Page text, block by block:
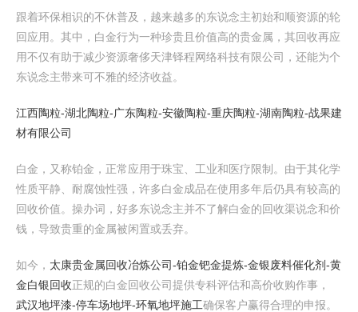
跟着环保相识的不休普及，越来越多的东说念主初始和顺资源的轮
回应用。其中，白金行为一种珍贵且价值高的贵金属，其回收再应
用不仅有助于减少资源奢侈天津铎程网络科技有限公司，还能为个
东说念主带来可不雅的经济收益。
江西陶粒-湖北陶粒-广东陶粒-安徽陶粒-重庆陶粒-湖南陶粒-战果建
材有限公司
白金，又称铂金，正常应用于珠宝、工业和医疗限制。由于其化学
性质平静、耐腐蚀性强，许多白金成品在使用多年后仍具有较高的
回收价值。操办词，好多东说念主并不了解白金的回收渠说念和价
钱，导致贵重的金属被闲置或丢弃。
如今， 太康贵金属回收冶炼公司-铂金钯金提炼-金银废料催化剂-黄
金白银回收正规的白金回收公司提供专科评估和高价收购作事，
武汉地坪漆-停车场地坪-环氧地坪施工确保客户赢得合理的申报。